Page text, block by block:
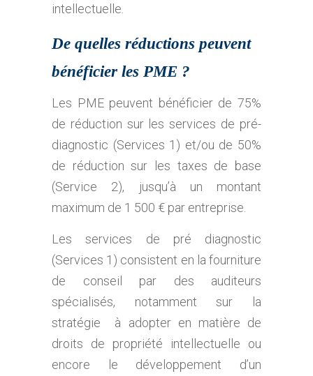
intellectuelle.
De quelles réductions peuvent
bénéficier les PME ?
Les PME peuvent bénéficier de 75%
de réduction sur les services de pré-
diagnostic (Services 1) et/ou de 50%
de réduction sur les taxes de base
(Service 2), jusqu’à un montant
maximum de 1 500 € par entreprise.
Les services de pré diagnostic
(Services 1) consistent en la fourniture
de conseil par des auditeurs
spécialisés, notamment sur la
stratégie à adopter en matière de
droits de propriété intellectuelle ou
encore le développement d’un